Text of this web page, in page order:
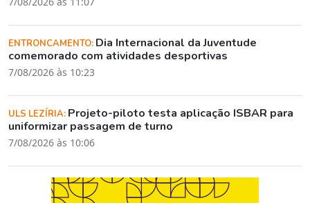
ENTRONCAMENTO: Dia Internacional da Juventude
comemorado com atividades desportivas
7/08/2026 às 10:23
ULS LEZÍRIA: Projeto-piloto testa aplicação ISBAR para
uniformizar passagem de turno
7/08/2026 às 10:06